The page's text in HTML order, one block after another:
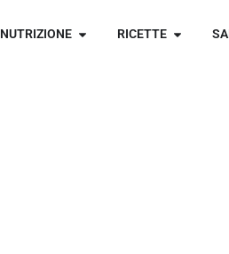
NUTRIZIONE RICETTE